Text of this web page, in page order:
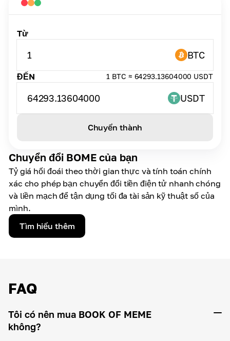
Chuyển đổi BOME của bạn
Tỷ giá hối đoái theo thời gian thực và tính toán chính
xác cho phép bạn chuyển đổi tiền điện tử nhanh chóng
và liền mạch để tận dụng tối đa tài sản kỹ thuật số của
mình.
Tìm hiểu thêm
Từ
1 BTC
ĐẾN 1 BTC ≈ 64293.13604000 USDT
64293.13604000 USDT
Chuyển thành
FAQ
Tôi có nên mua BOOK OF MEME
không?